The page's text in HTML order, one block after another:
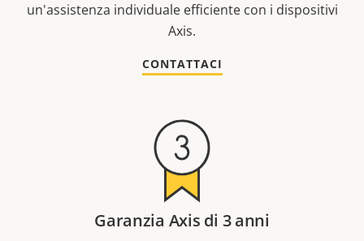
un'assistenza individuale efficiente con i dispositivi
Axis.
CONTATTACI
Garanzia Axis di 3 anni